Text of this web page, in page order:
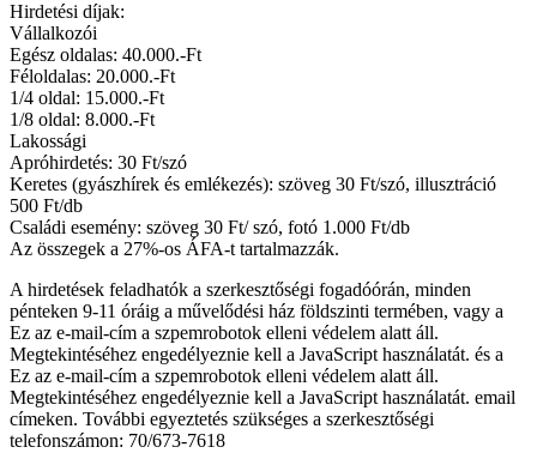
Hirdetési díjak:
Vállalkozói
Egész oldalas: 40.000.-Ft
Féloldalas: 20.000.-Ft
1/4 oldal: 15.000.-Ft
1/8 oldal: 8.000.-Ft
Lakossági
Apróhirdetés: 30 Ft/szó
Keretes (gyászhírek és emlékezés): szöveg 30 Ft/szó, illusztráció
500 Ft/db
Családi esemény: szöveg 30 Ft/ szó, fotó 1.000 Ft/db
Az összegek a 27%-os ÁFA-t tartalmazzák.
A hirdetések feladhatók a szerkesztőségi fogadóórán, minden
pénteken 9-11 óráig a művelődési ház földszinti termében, vagy a
Ez az e-mail-cím a szpemrobotok elleni védelem alatt áll.
Megtekintéséhez engedélyeznie kell a JavaScript használatát. és a
Ez az e-mail-cím a szpemrobotok elleni védelem alatt áll.
Megtekintéséhez engedélyeznie kell a JavaScript használatát. email
címeken. További egyeztetés szükséges a szerkesztőségi
telefonszámon: 70/673-7618